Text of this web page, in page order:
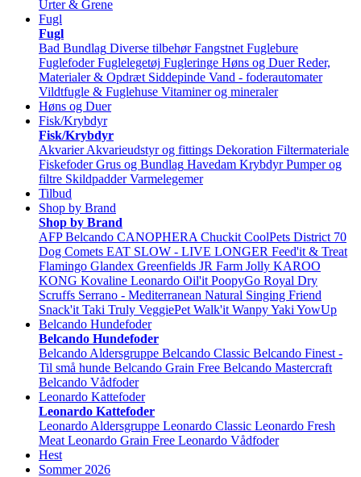
Urter & Grene
Fugl
Fugl
Bad Bundlag Diverse tilbehør Fangstnet Fuglebure
Fuglefoder Fuglelegetøj Fugleringe Høns og Duer Reder,
Materialer & Opdræt Siddepinde Vand - foderautomater
Vildtfugle & Fuglehuse Vitaminer og mineraler
Høns og Duer
Fisk/Krybdyr
Fisk/Krybdyr
Akvarier Akvarieudstyr og fittings Dekoration Filtermateriale
Fiskefoder Grus og Bundlag Havedam Krybdyr Pumper og
filtre Skildpadder Varmelegemer
Tilbud
Shop by Brand
Shop by Brand
AFP Belcando CANOPHERA Chuckit CoolPets District 70
Dog Comets EAT SLOW - LIVE LONGER Feed'it & Treat
Flamingo Glandex Greenfields JR Farm Jolly KAROO
KONG Kovaline Leonardo Oil'it PoopyGo Royal Dry
Scruffs Serrano - Mediterranean Natural Singing Friend
Snack'it Taki Truly VeggiePet Walk'it WanpyYaki YowUp
Belcando Hundefoder
Belcando Hundefoder
Belcando Aldersgruppe Belcando Classic Belcando Finest -
Til små hunde Belcando Grain Free Belcando Mastercraft
Belcando Vådfoder
Leonardo Kattefoder
Leonardo Kattefoder
Leonardo Aldersgruppe Leonardo Classic Leonardo Fresh
Meat Leonardo Grain Free Leonardo Vådfoder
Hest
Sommer 2026